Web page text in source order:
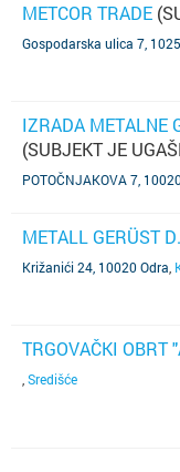
METCOR TRADE
Gospodarska ulica 7,
IZRADA METALNE
(SUBJEKT JE
POTOČNJAKOVA 7,
METALL GERÜST
Križanići 24, 10020 Odra
TRGOVAČKI OBRT
Središće